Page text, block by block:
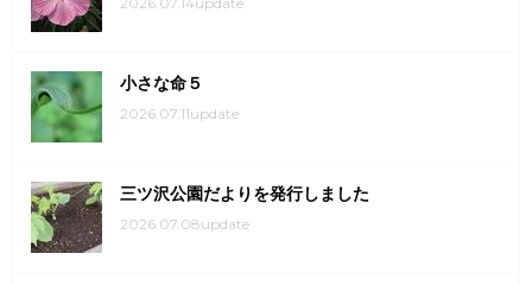
小さな命５
2026.07.11update
三ツ沢公園だよりを発行しました
2026.07.08update